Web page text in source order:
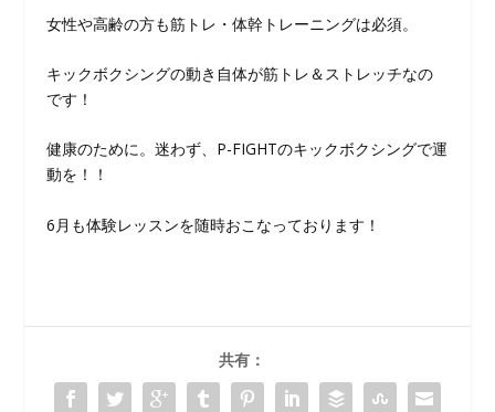
女性や高齢の方も筋トレ・体幹トレーニングは必須。
キックボクシングの動き自体が筋トレ＆ストレッチなの
です！
健康のために。迷わず、P-FIGHTのキックボクシングで運
動を！！
6月も体験レッスンを随時おこなっております！
共有：